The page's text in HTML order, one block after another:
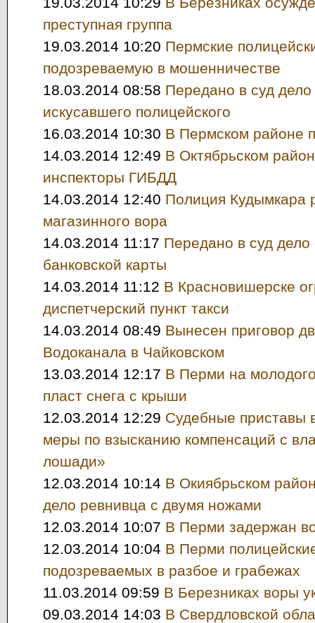
преступная группа
19.03.2014 10:20 Пермские
подозреваемую в мошенничестве
18.03.2014 08:58 Передано в суд дело
искусавшего полицейского
16.03.2014 10:30 В Пермском районе
14.03.2014 12:49 В Октябрьском
инспекторы ГИБДД
14.03.2014 12:40 Полиция Кудымкара
магазинного вора
14.03.2014 11:17 Передано в суд
банковской карты
14.03.2014 11:12 В Красновишерске
диспетчерский пункт такси
14.03.2014 08:49 Вынесен приговор
Водоканала в Чайковском
13.03.2014 12:17 В Перми на
пласт снега с крыши
12.03.2014 12:29 Судебные приставы
меры по взысканию компенсаций с
лошади»
12.03.2014 10:14 В Окиябрьском
дело ревнивца с двумя ножами
12.03.2014 10:07 В Перми задержан
12.03.2014 10:04 В Перми
подозреваемых в разбое и грабежах
11.03.2014 09:59 В Березниках воры
09.03.2014 14:03 В Свердловской